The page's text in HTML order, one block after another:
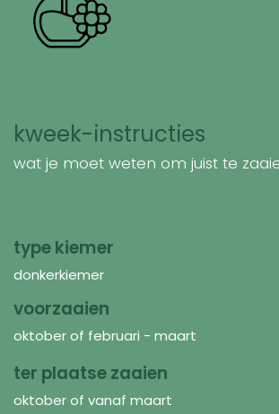
kweek-instructies
wat je moet weten om juist te
type kiemer
donkerkiemer
voorzaaien
oktober of februari - maart
ter plaatse zaaien
oktober of vanaf maart